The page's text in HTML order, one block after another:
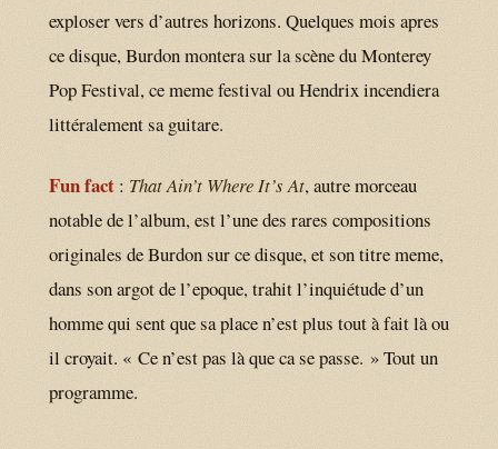
exploser vers d’autres horizons. Quelques mois apres
ce disque, Burdon montera sur la scène du Monterey
Pop Festival, ce meme festival ou Hendrix incendiera
littéralement sa guitare.
Fun fact : That Ain’t Where It’s At, autre morceau
notable de l’album, est l’une des rares compositions
originales de Burdon sur ce disque, et son titre meme,
dans son argot de l’epoque, trahit l’inquiétude d’un
homme qui sent que sa place n’est plus tout à fait là ou
il croyait. « Ce n’est pas là que ca se passe. » Tout un
programme.